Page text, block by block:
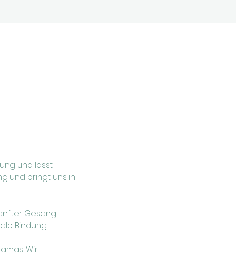
und lässt
und bringt uns in
Gesang
Bindung.
Wir